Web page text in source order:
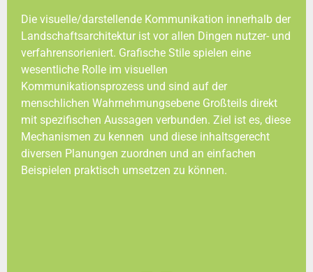
Die visuelle/darstellende Kommunikation innerhalb der
Landschaftsarchitektur ist vor allen Dingen nutzer- und
verfahrensorieniert. Grafische Stile spielen eine
wesentliche Rolle im visuellen
Kommunikationsprozess und sind auf der
menschlichen Wahrnehmungsebene Großteils direkt
mit spezifischen Aussagen verbunden. Ziel ist es, diese
Mechanismen zu kennen und diese inhaltsgerecht
diversen Planungen zuordnen und an einfachen
Beispielen praktisch umsetzen zu können.